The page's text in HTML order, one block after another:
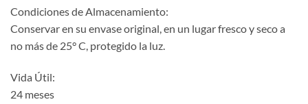
Condiciones de Almacenamiento:
Conservar en su envase original, en un lugar fresco y seco a
no más de 25° C, protegido la luz.
Vida Útil:
24 meses